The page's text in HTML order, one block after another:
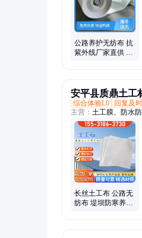
公路养护无纺布 抗
紫外线厂家直供 土
安平县质鼎土工
综合体验L0
回复及时
主营： 土工膜、防水
长丝土工布 公路无
纺布 堤坝防寒养护